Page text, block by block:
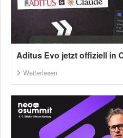
Aditus Evo jetzt offiziell in
Weiterlesen